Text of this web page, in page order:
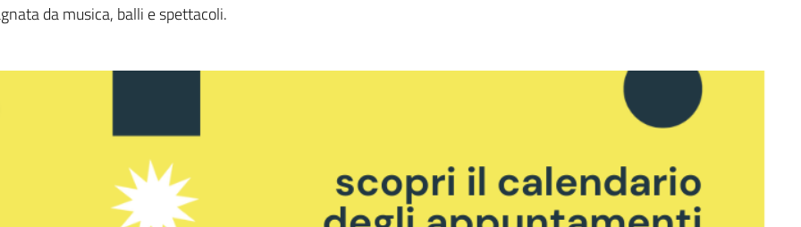
da musica, balli e spettacoli.